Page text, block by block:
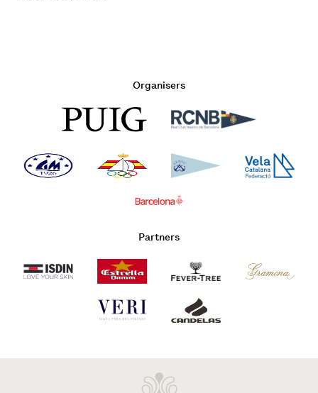
Organisers
Partners